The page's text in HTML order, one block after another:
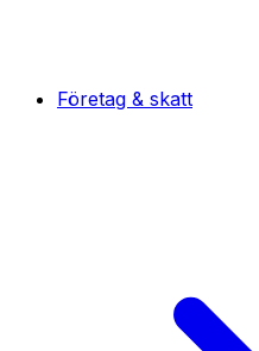
Företag & skatt